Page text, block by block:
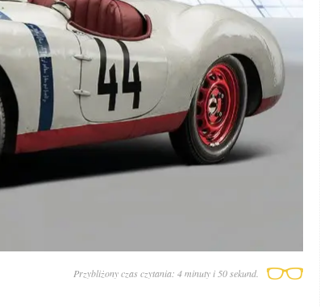
Przybliżony czas czytania: 4 minuty i 50 sekund.